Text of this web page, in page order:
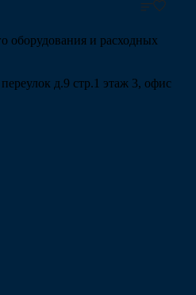
оборудования и расходных
д.9 стр.1 этаж 3, офис